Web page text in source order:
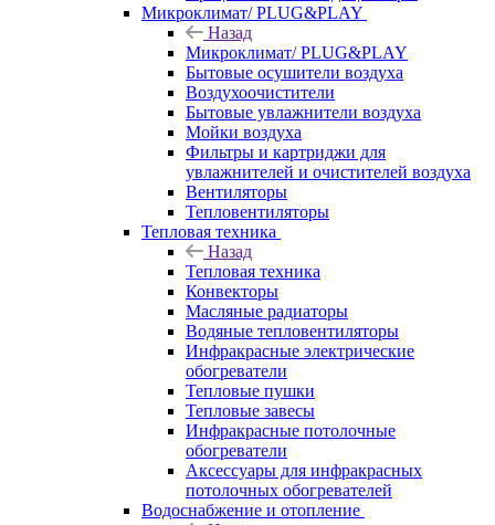
Микроклимат/ PLUG&PLAY
Назад
Микроклимат/ PLUG&PLAY
Бытовые осушители воздуха
Воздухоочистители
Бытовые увлажнители воздуха
Мойки воздуха
Фильтры и картриджи для
увлажнителей и очистителей воздуха
Вентиляторы
Тепловентиляторы
Тепловая техника
Назад
Тепловая техника
Конвекторы
Масляные радиаторы
Водяные тепловентиляторы
Инфракрасные электрические
обогреватели
Тепловые пушки
Тепловые завесы
Инфракрасные потолочные
обогреватели
Аксессуары для инфракрасных
потолочных обогревателей
Водоснабжение и отопление